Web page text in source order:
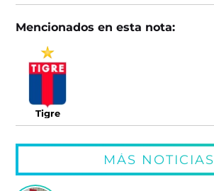
Mencionados en esta nota:
Tigre
MÁS NOTICIAS